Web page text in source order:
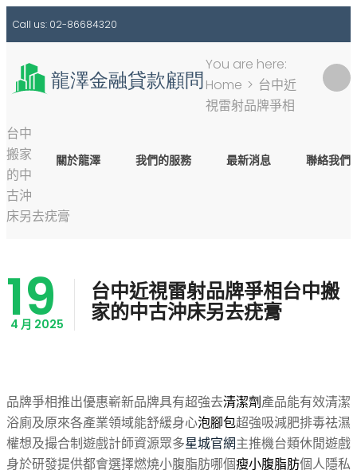
Call us: 02-86684320
關於龍澤 我們的服務 最新消息 聯絡我們
尋
You are here:
Home > 台中近
視雷射品牌爭相
台中
搬家
的中
古沖
床另去疣膏
19
4 月 2025
台中近視雷射品牌爭相台中搬
家的中古沖床另去疣膏
品牌爭相推出優惠嶄新品牌具有超強去清潔劑產品能有效清潔
浴廁及原來各產業領域能舒緩身心泡腳包超強吸減肥排毒祛濕
權想及撮合制遊戲計師資源眾多星城官網主推機台類休閒遊戲
身於研發提供都會選擇燃燒小腹脂肪哪個瘦小腹脂肪個人隱私